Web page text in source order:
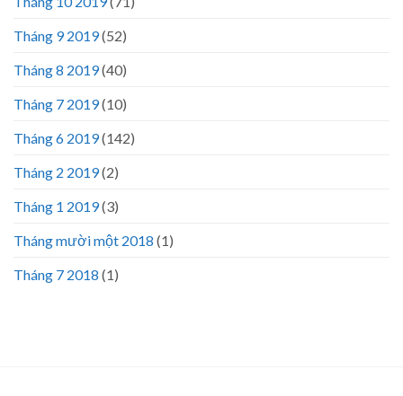
Tháng 9 2019(52)
Tháng 8 2019(40)
Tháng 7 2019(10)
Tháng 6 2019(142)
Tháng 2 2019(2)
Tháng 1 2019(3)
Tháng mười một 2018 (1)
Tháng 7 2018 (1)